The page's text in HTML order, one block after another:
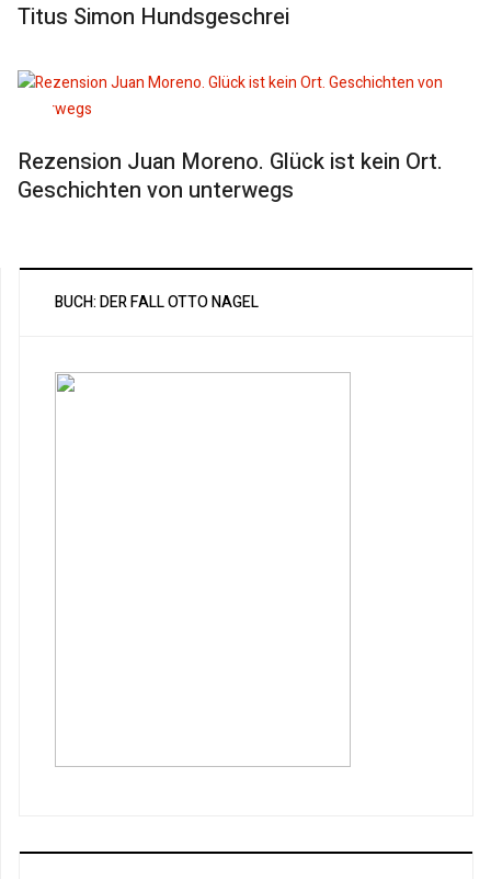
Titus Simon Hundsgeschrei
Rezension Juan Moreno. Glück ist kein Ort.
Geschichten von unterwegs
BUCH: DER FALL OTTO NAGEL